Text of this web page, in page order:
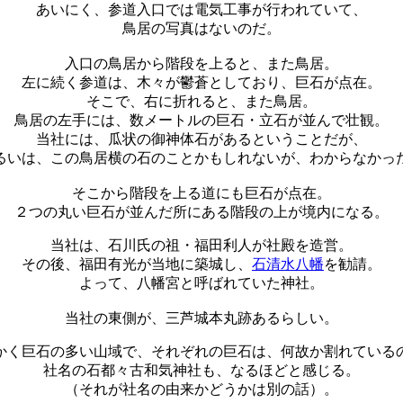
あいにく、参道入口では電気工事が行われていて、
鳥居の写真はないのだ。
入口の鳥居から階段を上ると、また鳥居。
左に続く参道は、木々が鬱蒼としており、巨石が点在。
そこで、右に折れると、また鳥居。
鳥居の左手には、数メートルの巨石・立石が並んで壮観。
当社には、瓜状の御神体石があるということだが、
いは、この鳥居横の石のことかもしれないが、わからなかっ
そこから階段を上る道にも巨石が点在。
２つの丸い巨石が並んだ所にある階段の上が境内になる。
当社は、石川氏の祖・福田利人が社殿を造営。
その後、福田有光が当地に築城し、 石清水八幡を勧請。
よって、八幡宮と呼ばれていた神社。
当社の東側が、三芦城本丸跡あるらしい。
く巨石の多い山域で、それぞれの巨石は、何故か割れている
社名の石都々古和気神社も、なるほどと感じる。
（それが社名の由来かどうかは別の話）。